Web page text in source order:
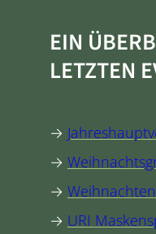
EIN
LETZTEN
→
→
→
→ URI